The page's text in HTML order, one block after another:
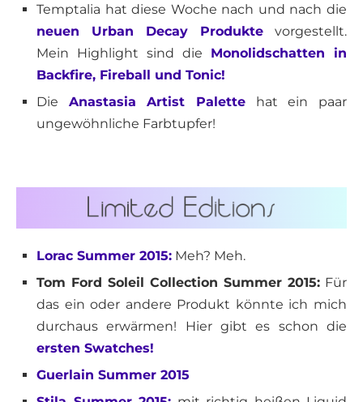
Temptalia hat diese Woche nach und nach die
neuen Urban Decay Produkte vorgestellt.
Mein Highlight sind die Monolidschatten in
Backfire, Fireball und Tonic!
Die Anastasia Artist Palette hat ein paar
ungewöhnliche Farbtupfer!
Lorac Summer 2015: Meh? Meh.
Tom Ford Soleil Collection Summer 2015: Für
das ein oder andere Produkt könnte ich mich
durchaus erwärmen! Hier gibt es schon die
ersten Swatches!
Guerlain Summer 2015